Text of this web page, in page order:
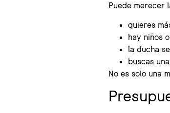
Puede merecer
quieres
hay niños
la ducha
buscas
No es solo una